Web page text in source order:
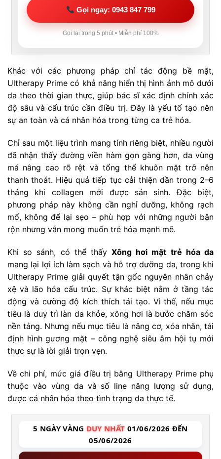
Gọi ngay: 0943 847 799
Gọi lại trong 5 phút • Miễn phí 100%
Khác với các phương pháp chỉ tác động bề mặt,
Ultherapy Prime có khả năng hiển thị hình ảnh mô dưới
da theo thời gian thực, giúp bác sĩ xác định chính xác
độ sâu và cấu trúc cần điều trị. Đây là yếu tố tạo nên
sự an toàn và cá nhân hóa trong từng ca trẻ hóa.
Chỉ sau một liệu trình mang tính riêng biệt, nhiều người
đã nhận thấy đường viền hàm gọn gàng hơn, da vùng
má nâng cao rõ rệt và tổng thể khuôn mặt trở nên
thanh thoát. Hiệu quả tiếp tục cải thiện dần trong 2–6
tháng khi collagen mới được sản sinh. Đặc biệt,
phương pháp này không cần nghỉ dưỡng, không rạch
mổ, không để lại sẹo – phù hợp với những người bận
rộn nhưng vẫn mong muốn trẻ hóa mạnh mẽ.
Khi so sánh, có thể thấyXông hơi mặt trẻ hóa da
mang lại lợi ích làm sạch và hỗ trợ dưỡng da, trong khi
Ultherapy Prime giải quyết tận gốc nguyên nhân chảy
xệ và lão hóa cấu trúc. Sự khác biệt nằm ở tầng tác
động và cường độ kích thích tái tạo. Vì thế, nếu mục
tiêu là duy trì làn da khỏe, xông hơi là bước chăm sóc
nền tảng. Nhưng nếu mục tiêu là nâng cơ, xóa nhăn, tái
định hình gương mặt – công nghệ siêu âm hội tụ mới
thực sự là lời giải trọn vẹn.
Về chi phí, mức giá điều trị bằng Ultherapy Prime phụ
thuộc vào vùng da và số line năng lượng sử dụng,
được cá nhân hóa theo tình trạng da thực tế.
5 NGÀY VÀNG DUY NHẤT 01/06/2026 ĐẾN
05/06/2026